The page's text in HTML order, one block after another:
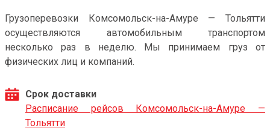
Грузоперевозки Комсомольск-на-Амуре — Тольятти
осуществляются автомобильным транспортом
несколько раз в неделю. Мы принимаем груз от
физических лиц и компаний.
Срок доставки
Расписание рейсов Комсомольск-на-Амуре —
Тольятти